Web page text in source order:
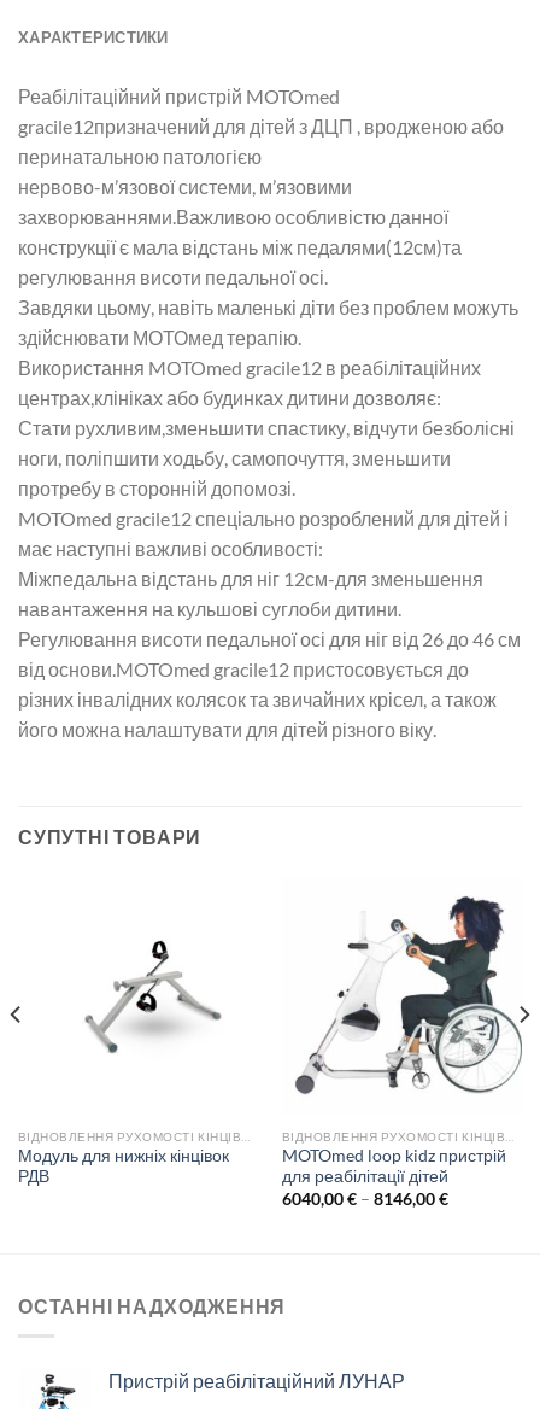
ХАРАКТЕРИСТИКИ
Реабілітаційний пристрій MOTOmed
gracile12призначений для дітей з ДЦП , вродженою або
перинатальною патологією
нервово-м’язової системи, м’язовими
захворюваннями.Важливою особливістю данної
конструкції є мала відстань між педалями(12см)та
регулювання висоти педальної осі.
Завдяки цьому, навіть маленькі діти без проблем можуть
здійснювати МОТОмед терапію.
Використання MOTOmed gracile12 в реабілітаційних
центрах,клініках або будинках дитини дозволяє:
Стати рухливим,зменьшити спастику, відчути безболісні
ноги, поліпшити ходьбу, самопочуття, зменьшити
протребу в сторонній допомозі.
MOTOmed gracile12 спеціально розроблений для дітей і
має наступні важливі особливості:
Міжпедальна відстань для ніг 12см-для зменьшення
навантаження на кульшові суглоби дитини.
Регулювання висоти педальної осі для ніг від 26 до 46 см
від основи.MOTOmed gracile12 пристосовується до
різних інвалідних колясок та звичайних крісел, а також
його можна налаштувати для дітей різного віку.
СУПУТНІ ТОВАРИ
Модуль для нижніх кінцівок
РДВ
MOTOmed loop kidz пристрій
для реабілітації дітей
6040,00€ – 8146,00€Price
ОСТАННІ НАДХОДЖЕННЯ
Пристрій реабілітаційний ЛУНАР